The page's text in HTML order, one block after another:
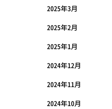
2025年3月
2025年2月
2025年1月
2024年12月
2024年11月
2024年10月